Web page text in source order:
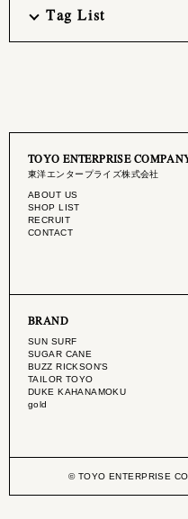
Tag List
TOYO ENTERPRISE
東洋エンタープライズ株式会社
ABOUT US
SHOP LIST
RECRUIT
CONTACT
BRAND
SUN SURF
SUGAR CANE
BUZZ RICKSON'S
TAILOR TOYO
DUKE KAHANAMOKU
gold
© TOYO ENTERPRISE